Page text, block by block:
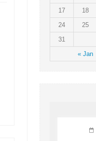
« Jan
17
18
24
25
31